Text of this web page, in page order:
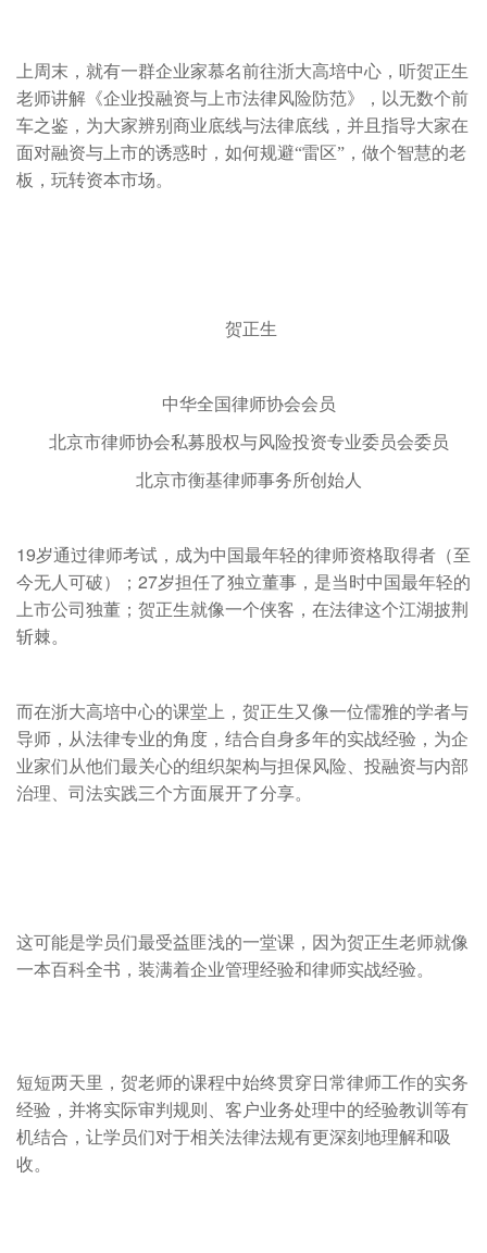
上周末，就有一群企业家慕名前往浙大高培中心，听贺正生
老师讲解《企业投融资与上市法律风险防范》，以无数个前
车之鉴，为大家辨别商业底线与法律底线，并且指导大家在
面对融资与上市的诱惑时，如何规避“雷区”，做个智慧的老
板，玩转资本市场。
贺正生
中华全国律师协会会员
北京市律师协会私募股权与风险投资专业委员会委员
北京市衡基律师事务所创始人
19岁通过律师考试，成为中国最年轻的律师资格取得者（至
今无人可破）； 27岁担任了独立董事，是当时中国最年轻的
上市公司独董；贺正生就像一个侠客，在法律这个江湖披荆
斩棘。
而在浙大高培中心的课堂上，贺正生又像一位儒雅的学者与
导师，从法律专业的角度，结合自身多年的实战经验，为企
业家们从他们最关心的组织架构与担保风险、投融资与内部
治理、司法实践三个方面展开了分享。
这可能是学员们最受益匪浅的一堂课，因为贺正生老师就像
一本百科全书，装满着企业管理经验和律师实战经验。
短短两天里，贺老师的课程中始终贯穿日常律师工作的实务
经验，并将实际审判规则、客户业务处理中的经验教训等有
机结合，让学员们对于相关法律法规有更深刻地理解和吸
收。